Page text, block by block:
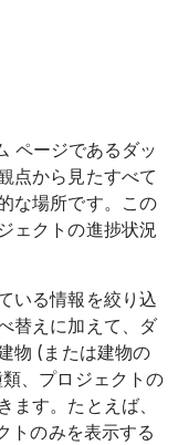
ページであるダッ
点から見たすべて
な場所です。この
ェクトの進捗状況
いる情報を絞り込
替えに加えて、ダ
物 (または建物の
、プロジェクトの
ます。たとえば、
トのみを表示する